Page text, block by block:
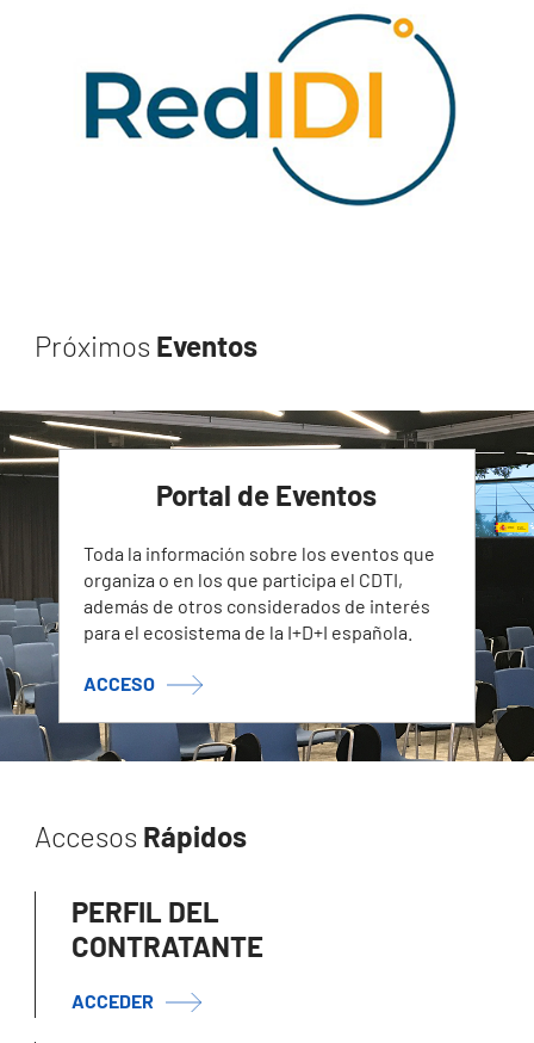
Próximos Eventos
Portal de Eventos
Toda la información sobre los eventos que
organiza o en los que participa el CDTI,
además de otros considerados de interés
para el ecosistema de la I+D+I española.
ACCESO
Accesos Rápidos
PERFIL DEL
CONTRATANTE
ACCEDER